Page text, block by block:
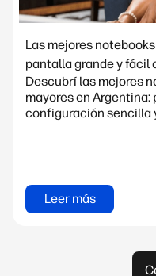
Las mejores
pantalla grande y fácil
Descubrí las mejores
mayores en
configuración sencilla
Leer más